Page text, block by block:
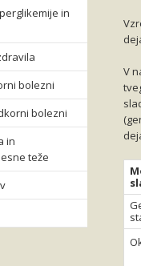
in
bolezni
bolezni
in
teže
V